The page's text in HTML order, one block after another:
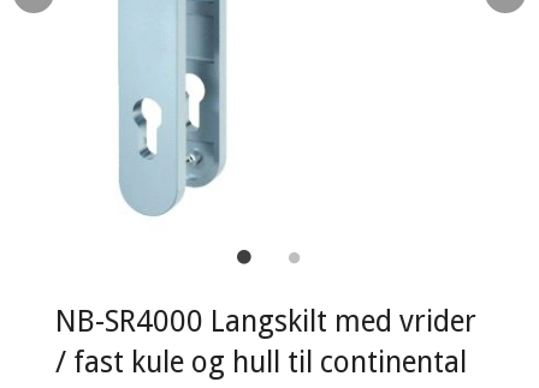
NB-SR4000 Langskilt med vrider
/ fast kule og hull til continental